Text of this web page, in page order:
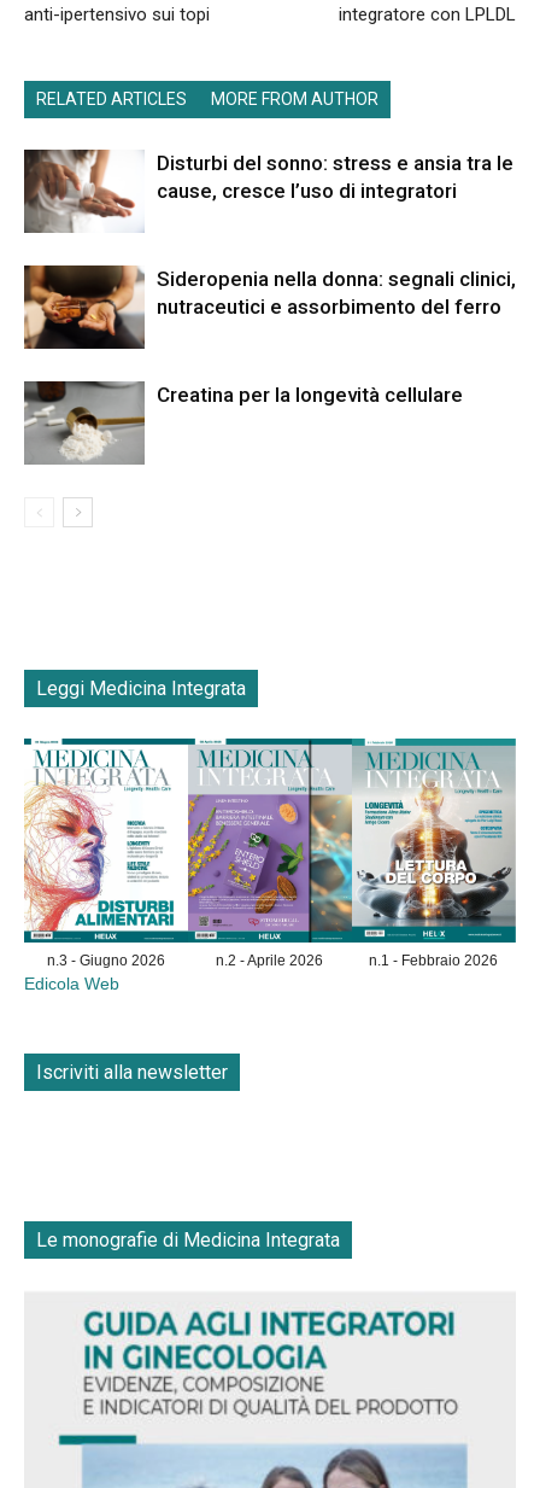
anti-ipertensivo sui topi
integratore con LPLDL
RELATED ARTICLES MORE FROM AUTHOR
Disturbi del sonno: stress e ansia tra le
cause, cresce l’uso di integratori
Sideropenia nella donna: segnali clinici,
nutraceutici e assorbimento del ferro
Creatina per la longevità cellulare
Leggi Medicina Integrata
n.3 - Giugno 2026 n.2 - Aprile 2026 n.1 - Febbraio 2026
Edicola Web
Iscriviti alla newsletter
Le monografie di Medicina Integrata